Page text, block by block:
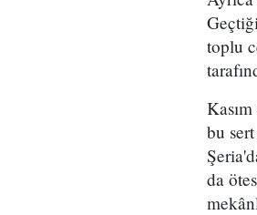
toplu
bu
da